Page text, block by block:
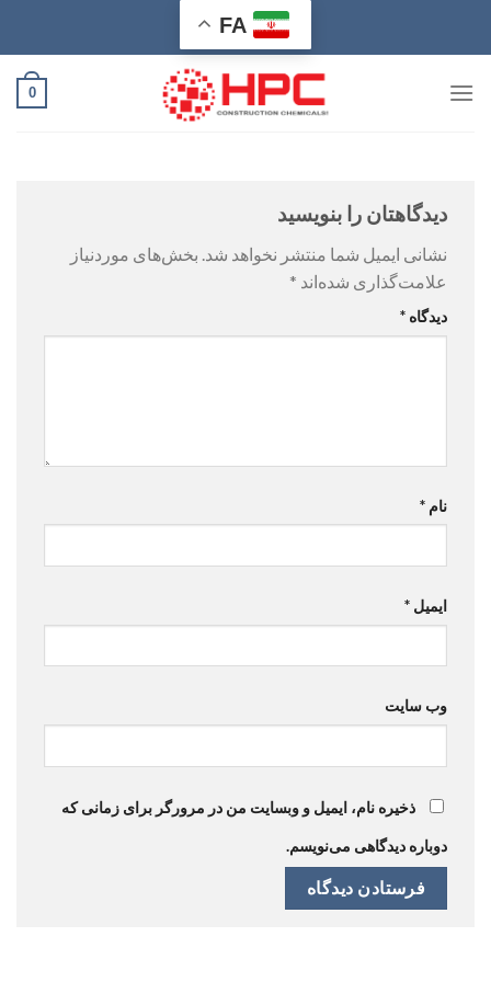
FA
0
دیدگاهتان را بنویسید
نشانی ایمیل شما منتشر نخواهد شد. بخش‌های موردنیاز
علامت‌گذاری شده‌اند *
دیدگاه *
نام *
ایمیل *
وب‌ سایت
ذخیره نام، ایمیل و وبسایت من در مرورگر برای زمانی که
دوباره دیدگاهی می‌نویسم.